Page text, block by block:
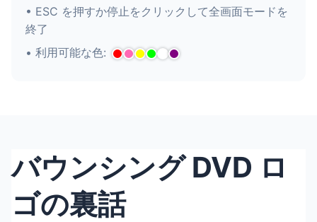
• ESC を押すか停止をクリックして全画面モードを
終了
• 利用可能な色:
バウンシング DVD ロ
ゴの裏話